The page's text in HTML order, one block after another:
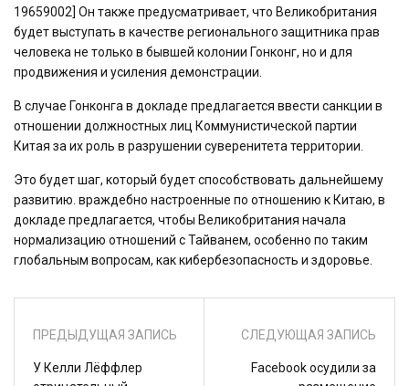
19659002] Он также предусматривает, что Великобритания
будет выступать в качестве регионального защитника прав
человека не только в бывшей колонии Гонконг, но и для
продвижения и усиления демонстрации.
В случае Гонконга в докладе предлагается ввести санкции в
отношении должностных лиц Коммунистической партии
Китая за их роль в разрушении суверенитета территории.
Это будет шаг, который будет способствовать дальнейшему
развитию. враждебно настроенные по отношению к Китаю, в
докладе предлагается, чтобы Великобритания начала
нормализацию отношений с Тайванем, особенно по таким
глобальным вопросам, как кибербезопасность и здоровье.
ПРЕДЫДУЩАЯ ЗАПИСЬ
У Келли Лёффлер
СЛЕДУЮЩАЯ ЗАПИСЬ
Facebook осудили за